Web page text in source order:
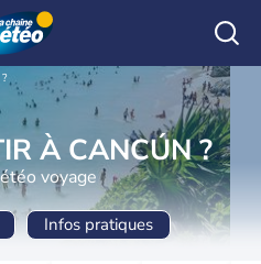
À CANCÚN ?
voyage
Infos pratiques